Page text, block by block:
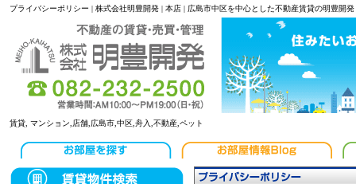
プライバシーポリシー | 株式会社明豊開発 | 本店 | 広島市中区を中心とした不動産賃貸の明豊開発
賃貸, マンション,店舗,広島市,中区,舟入,不動産,ペット